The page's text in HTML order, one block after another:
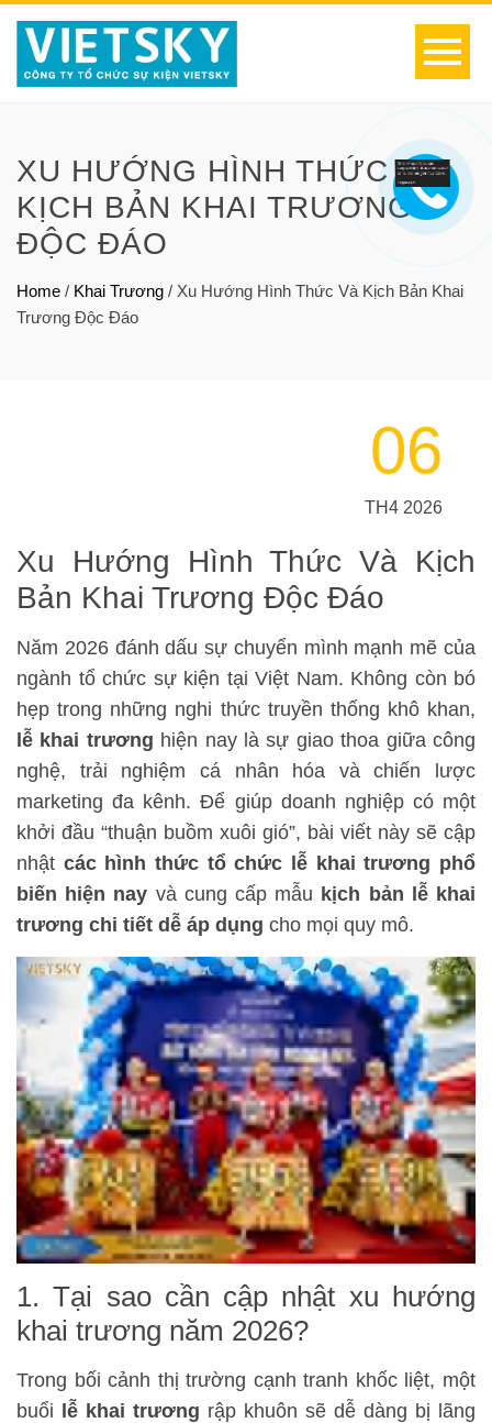
XU HƯỚNG HÌNH THỨC VÀ
KỊCH BẢN KHAI TRƯƠNG
ĐỘC ĐÁO
Home / Khai Trương / Xu Hướng Hình Thức Và Kịch Bản Khai
Trương Độc Đáo
06
TH4 2026
Xu Hướng Hình Thức Và Kịch
Bản Khai Trương Độc Đáo
Năm 2026 đánh dấu sự chuyển mình mạnh mẽ của
ngành tổ chức sự kiện tại Việt Nam. Không còn bó
hẹp trong những nghi thức truyền thống khô khan,
lễ khai trương hiện nay là sự giao thoa giữa công
nghệ, trải nghiệm cá nhân hóa và chiến lược
marketing đa kênh. Để giúp doanh nghiệp có một
khởi đầu “thuận buồm xuôi gió”, bài viết này sẽ cập
nhật các hình thức tổ chức lễ khai trương phổ
biến hiện nay và cung cấp mẫu kịch bản lễ khai
trương chi tiết dễ áp dụng cho mọi quy mô.
1. Tại sao cần cập nhật xu hướng
khai trương năm 2026?
Trong bối cảnh thị trường cạnh tranh khốc liệt, một
buổi lễ khai trương rập khuôn sẽ dễ dàng bị lãng